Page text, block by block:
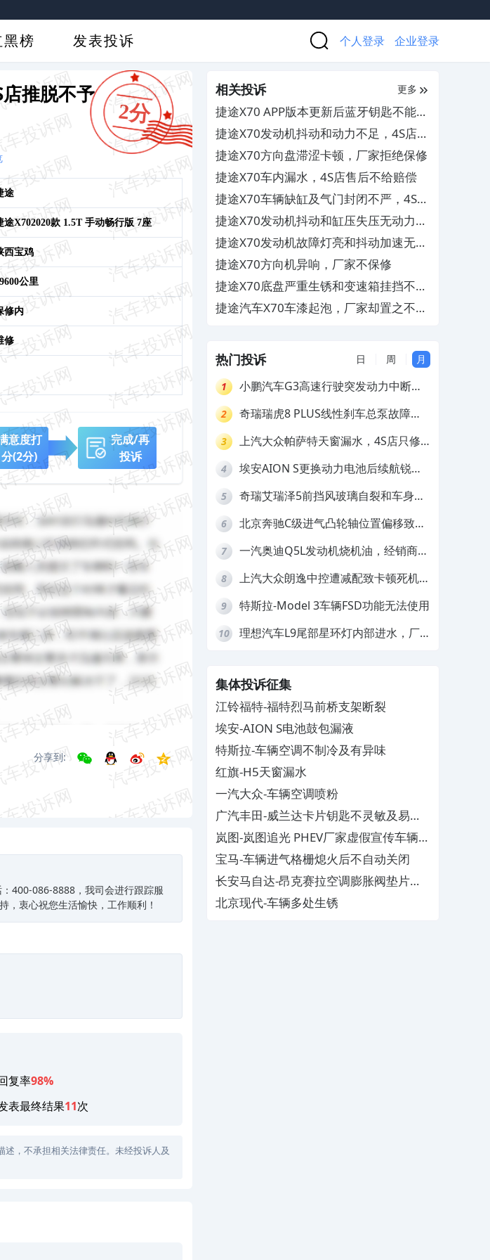
黑榜 发表投诉 个人登录 企业登录
2分
推脱不予
途
途X702020款 1.5T 手动畅行版 7座
西宝鸡
公里
修内
修
意度打
分(2分)
完成/再
投诉
分享到:
400-086-8888，我司会进行跟踪服
，衷心祝您生活愉快，工作顺利！
复率98%
表最终结果11次
，不承担相关法律责任。未经投诉人及
相关投诉 更多
捷途X70 APP版本更新后蓝牙钥匙不能使
用，影响用车体验
捷途X70发动机抖动和动力不足，4S店不
予保修
捷途X70方向盘滞涩卡顿，厂家拒绝保修
捷途X70车内漏水，4S店售后不给赔偿
捷途X70车辆缺缸及气门封闭不严，4S店
推脱不予保修
捷途X70发动机抖动和缸压失压无动力，
4S店需自费维修
捷途X70发动机故障灯亮和抖动加速无力
及三缸失火，要求4S店予以质保
捷途X70方向机异响，厂家不保修
捷途X70底盘严重生锈和变速箱挂挡不到
位及方向盘异响，4S店不予保修其服务
捷途汽车X70车漆起泡，厂家却置之不理
热门投诉 日 周 月
1
小鹏汽车G3高速行驶突发动力中断，
2
奇瑞瑞虎8 PLUS线性刹车总泵故障，
3
上汽大众帕萨特天窗漏水，4S店只修
4
埃安AION S更换动力电池后续航锐
5
奇瑞艾瑞泽5前挡风玻璃自裂和车身多
6
北京奔驰C级进气凸轮轴位置偏移致发
7
一汽奥迪Q5L发动机烧机油，经销商推
8
上汽大众朗逸中控遭减配致卡顿死机，
9 特斯拉-Model 3车辆FSD功能无法使用
10
理想汽车L9尾部星环灯内部进水，厂
集体投诉征集
江铃福特-福特烈马前桥支架断裂
埃安-AION S电池鼓包漏液
特斯拉-车辆空调不制冷及有异味
红旗-H5天窗漏水
一汽大众-车辆空调喷粉
广汽丰田-威兰达卡片钥匙不灵敏及易消
磁
岚图-岚图追光 PHEV厂家虚假宣传车辆配
置与功能
宝马-车辆进气格栅熄火后不自动关闭
长安马自达-昂克赛拉空调膨胀阀垫片生
锈
北京现代-车辆多处生锈